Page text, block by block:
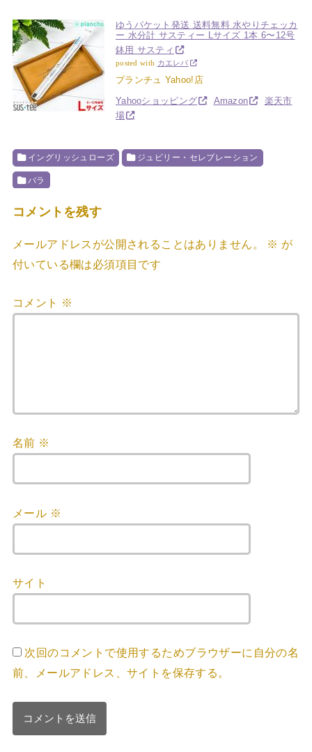
ゆうパケット発送 送料無料 水やりチェッカ
ー 水分計 サスティー Lサイズ 1本 6〜12号
鉢用 サスティ
posted with カエレバ
プランチュ Yahoo!店
Yahooショッピング Amazon
楽天市
場
イングリッシュローズ ジュビリー・セレブレーション
バラ
コメントを残す
メールアドレスが公開されることはありません。 ※ が
付いている欄は必須項目です
コメント ※
名前 ※
メール ※
サイト
次回のコメントで使用するためブラウザーに自分の名
前、メールアドレス、サイトを保存する。